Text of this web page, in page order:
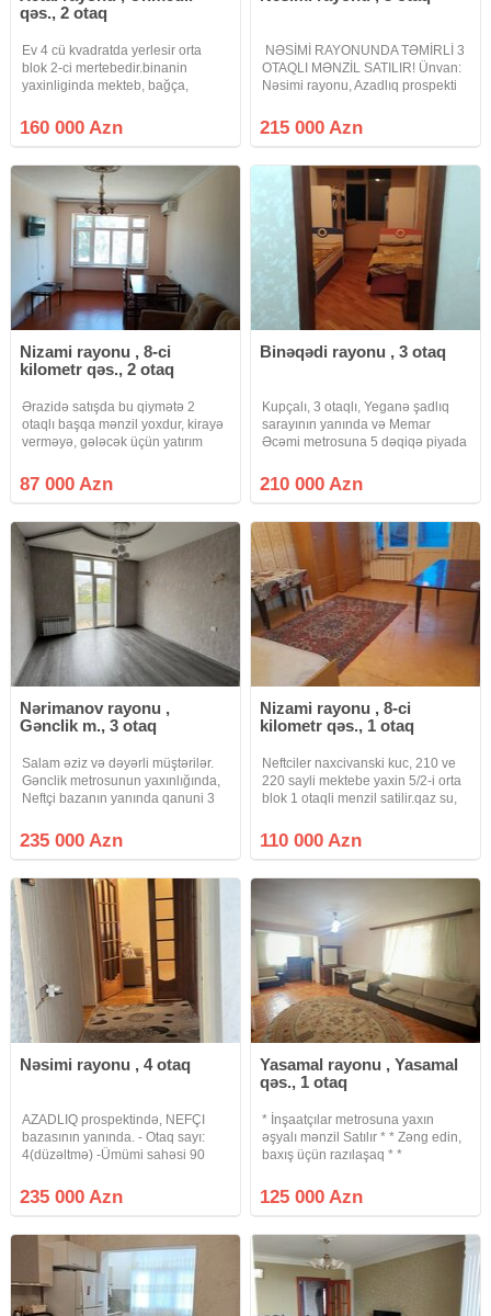
qəs., 2 otaq
Ev 4 cü kvadratda yerlesir orta
blok 2-ci mertebedir.binanin
yaxinliginda mekteb, bağça,
var.binanin səliqəli abad həyəti
futbol meydancasi var.evin
əsas yola
160 000 Azn
​ NƏSİMİ RAYONUNDA TƏMİRLİ 3
OTAQLI MƏNZİL SATILIR! ​ Ünvan:
Nəsimi rayonu, Azadlıq prospekti
kəsişməsi Sahə: 80 kv.m Mərtəbə:
5/3 Otaq sayı: 3 otaq Təmir: Təzə
215 000 Azn
Nizami rayonu , 8-ci
kilometr qəs., 2 otaq
Ərazidə satışda bu qiymətə 2
otaqlı başqa mənzil yoxdur, kirayə
verməyə, gələcək üçün yatırım
dostluğu metrosuna piyada 7
dəqiqəlik məsafədə, Bəhruz
yataqxana
87 000 Azn
Binəqədi rayonu , 3 otaq
Kupçalı, 3 otaqlı, Yeganə şadlıq
sarayının yanında və Memar
Əcəmi metrosuna 5 dəqiqə piyada
tikili , daş bina yaşayış binasının
9/4-cü mərtəbəsində 3 otaq 76 m2
210 000 Azn
Nərimanov rayonu ,
Gənclik m., 3 otaq
Salam əziz və dəyərli müştərilər.
Gənclik metrosunun yaxınlığında,
Neftçi bazanın yanında qanuni 3
mərtəbəlidir, mənzil 4cü
mərtəbədə yerləşir. Ev 0-dan tam
235 000 Azn
Nizami rayonu , 8-ci
kilometr qəs., 1 otaq
Neftciler naxcivanski kuc, 210 ve
220 sayli mektebe yaxin 5/2-i orta
blok 1 otaqli menzil satilir.qaz su,
merkezidir.qeydiyyatda hec kes
yoxdur.0fis 1%
110 000 Azn
Nəsimi rayonu , 4 otaq
AZADLIQ prospektində, NEFÇI
bazasının yanında. - Otaq sayı:
4(düzəltmə) -Ümümi sahəsi 90
Mərtəbə: 5/5. (üstündə çardaq var)
- STALIN layiheli (daş bina) -
235 000 Azn
Yasamal rayonu , Yasamal
qəs., 1 otaq
* İnşaatçılar metrosuna yaxın
əşyalı mənzil Satılır * * Zəng edin,
baxış üçün razılaşaq * *
və şəffaf şəkildə aparılır * *
Binanın tipi : köhnə tikili (Xruşofka)
125 000 Azn